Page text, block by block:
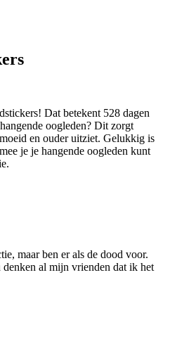
Dat betekent 528 dagen
oogleden? Dit zorgt
en ouder uitziet. Gelukkig is
je je hangende oogleden kunt
maar ben er als de dood voor.
al mijn vrienden dat ik het